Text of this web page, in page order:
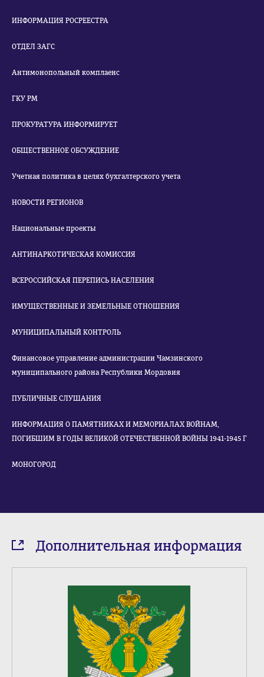
ИНФОРМАЦИЯ РОСРЕЕСТРА
ОТДЕЛ ЗАГС
Антимонопольный комплаенс
ГКУ РМ
ПРОКУРАТУРА ИНФОРМИРУЕТ
ОБЩЕСТВЕННОЕ ОБСУЖДЕНИЕ
Учетная политика в целях бухгалтерского учета
НОВОСТИ РЕГИОНОВ
Национальные проекты
АНТИНАРКОТИЧЕСКАЯ КОМИССИЯ
ВСЕРОССИЙСКАЯ ПЕРЕПИСЬ НАСЕЛЕНИЯ
ИМУЩЕСТВЕННЫЕ И ЗЕМЕЛЬНЫЕ ОТНОШЕНИЯ
МУНИЦИПАЛЬНЫЙ КОНТРОЛЬ
Финансовое управление администрации Чамзинского
муниципального района Республики Мордовия
ПУБЛИЧНЫЕ СЛУШАНИЯ
ИНФОРМАЦИЯ О ПАМЯТНИКАХ И МЕМОРИАЛАХ ВОЙНАМ,
ПОГИБШИМ В ГОДЫ ВЕЛИКОЙ ОТЕЧЕСТВЕННОЙ ВОЙНЫ 1941-1945 Г
МОНОГОРОД
Дополнительная информация